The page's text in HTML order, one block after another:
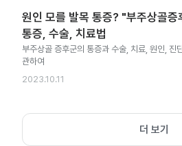
원인 모를 발목 통증? "부주상골증
통증, 수술, 치료법
부주상골 증후군의 통증과 수술, 치료, 원인, 진
관하여
2023.10.11
더 보기